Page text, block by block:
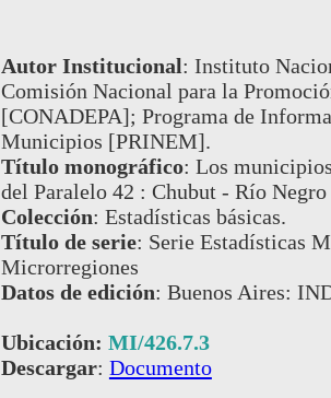
Autor Institucional: Instituto
Comisión Nacional para la
[CONADEPA]; Programa de
Municipios [PRINEM].
Título monográfico: Los
del Paralelo 42 : Chubut - Río Negro
Colección: Estadísticas básicas.
Título de serie: Serie Estadísticas
Microrregiones
Datos de edición: Buenos Aires:
Ubicación: MI/426.7.3
Descargar: Documento